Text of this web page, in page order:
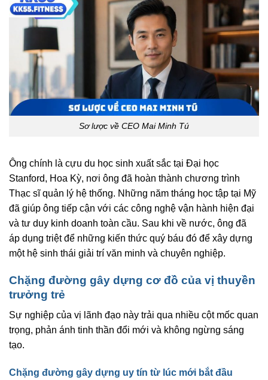
Sơ lược về CEO Mai Minh Tú
Ông chính là cựu du học sinh xuất sắc tại Đại học
Stanford, Hoa Kỳ, nơi ông đã hoàn thành chương trình
Thạc sĩ quản lý hệ thống. Những năm tháng học tập tại Mỹ
đã giúp ông tiếp cận với các công nghệ vận hành hiện đại
và tư duy kinh doanh toàn cầu. Sau khi về nước, ông đã
áp dụng triệt để những kiến thức quý báu đó để xây dựng
một hệ sinh thái giải trí văn minh và chuyên nghiệp.
Chặng đường gây dựng cơ đồ của vị thuyền
trưởng trẻ
Sự nghiệp của vị lãnh đạo này trải qua nhiều cột mốc quan
trọng, phản ánh tinh thần đổi mới và không ngừng sáng
tạo.
Chặng đường gây dựng uy tín từ lúc mới bắt đầu